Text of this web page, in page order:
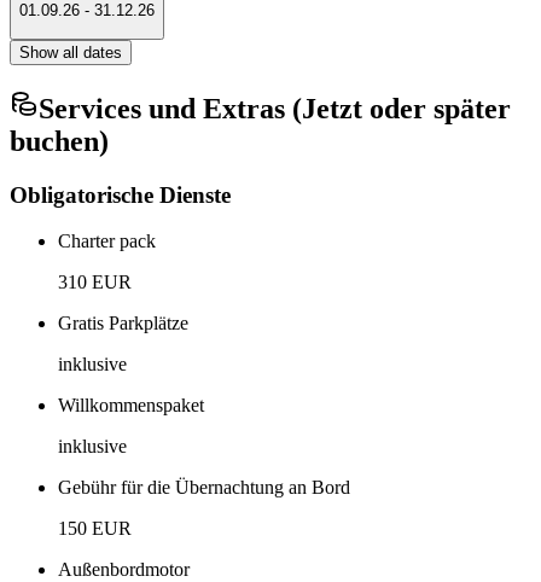
01.09.26 - 31.12.26
Show all dates
Services und Extras (Jetzt oder später
buchen)
Obligatorische Dienste
Charter pack
310 EUR
Gratis Parkplätze
inklusive
Willkommenspaket
inklusive
Gebühr für die Übernachtung an Bord
150 EUR
Außenbordmotor